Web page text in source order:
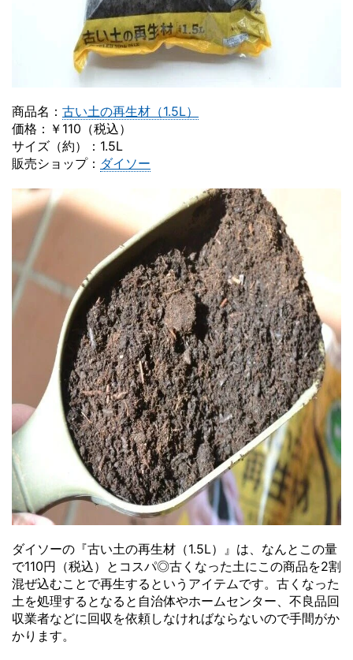
商品名： 古い土の再生材（1.5L）
価格：￥110（税込）
サイズ（約）：1.5L
販売ショップ： ダイソー
ダイソーの『古い土の再生材（1.5L）』は、なんとこの量
で110円（税込）とコスパ◎古くなった土にこの商品を2割
混ぜ込むことで再生するというアイテムです。古くなった
土を処理するとなると自治体やホームセンター、不良品回
収業者などに回収を依頼しなければならないので手間がか
かります。